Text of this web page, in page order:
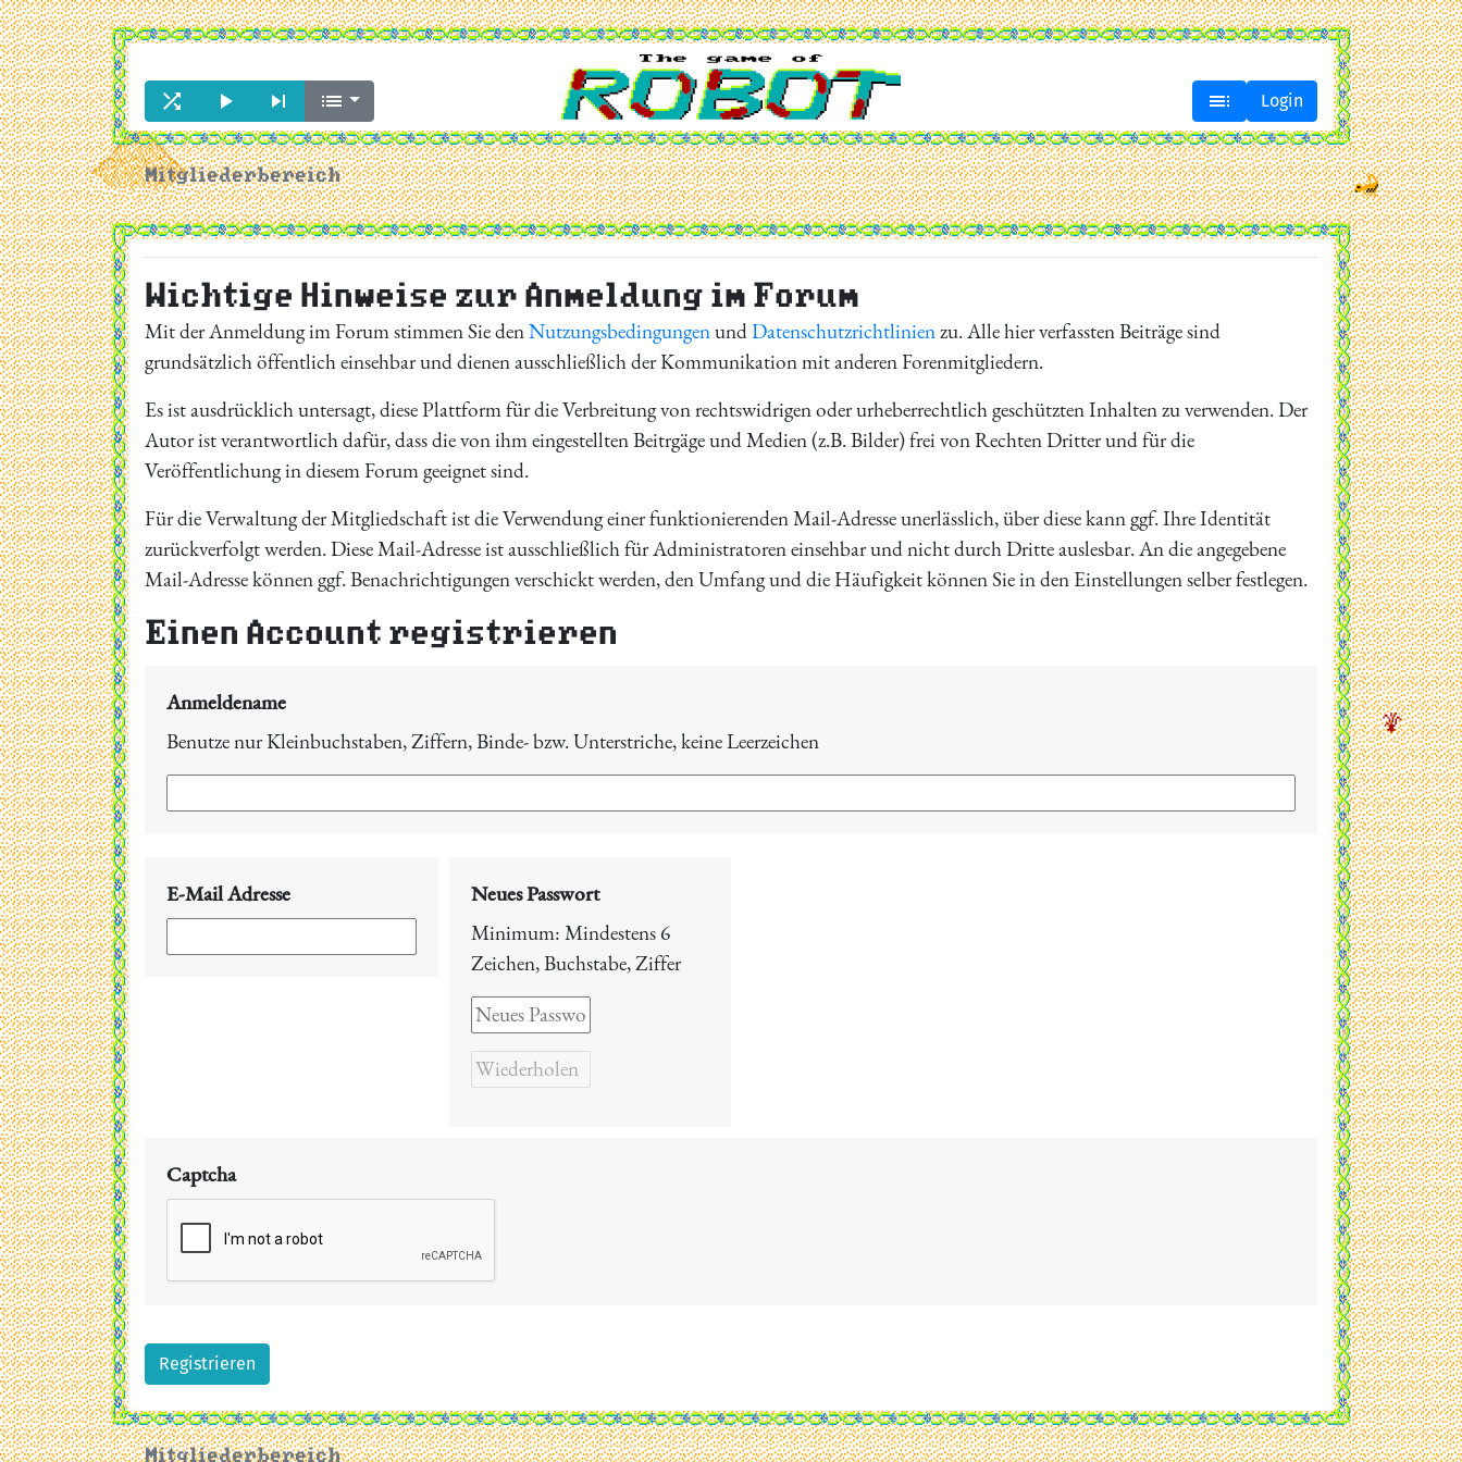
     Login
Mitgliederbereich
Wichtige Hinweise zur Anmeldung im Forum
Mit der Anmeldung im Forum stimmen Sie denNutzungsbedingungenundDatenschutzrichtlinienzu. Alle hier verfassten Beiträge sind
grundsätzlich öffentlich einsehbar und dienen ausschließlich der Kommunikation mit anderen Forenmitgliedern.
Es ist ausdrücklich untersagt, diese Plattform für die Verbreitung von rechtswidrigen oder urheberrechtlich geschützten Inhalten zu verwenden. Der
Autor ist verantwortlich dafür, dass die von ihm eingestellten Beitrgäge und Medien (z.B. Bilder) frei von Rechten Dritter und für die
Veröffentlichung in diesem Forum geeignet sind.
Für die Verwaltung der Mitgliedschaft ist die Verwendung einer funktionierenden Mail-Adresse unerlässlich, über diese kann ggf. Ihre Identität
zurückverfolgt werden. Diese Mail-Adresse ist ausschließlich für Administratoren einsehbar und nicht durch Dritte auslesbar. An die angegebene
Mail-Adresse können ggf. Benachrichtigungen verschickt werden, den Umfang und die Häufigkeit können Sie in den Einstellungen selber festlegen.
Einen Account registrieren
Anmeldename
Benutze nur Kleinbuchstaben, Ziffern, Binde- bzw. Unterstriche, keine Leerzeichen
E-Mail Adresse
Neues Passwort
Minimum:Mindestens 6
Zeichen,Buchstabe,Ziffer
Captcha
Registrieren
Mitgliederbereich